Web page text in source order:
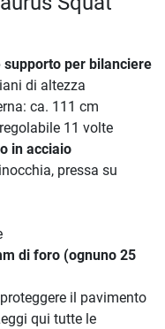
supporto per bilanciere
di altezza
ca. 111 cm
11 volte
in acciaio
pressa su
di foro (ognuno 25
il pavimento
qui tutte le